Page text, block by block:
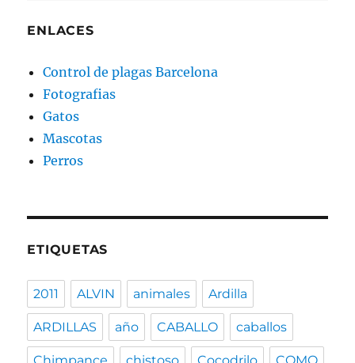
ENLACES
Control de plagas Barcelona
Fotografias
Gatos
Mascotas
Perros
ETIQUETAS
2011 ALVIN animales Ardilla
ARDILLAS año CABALLO caballos